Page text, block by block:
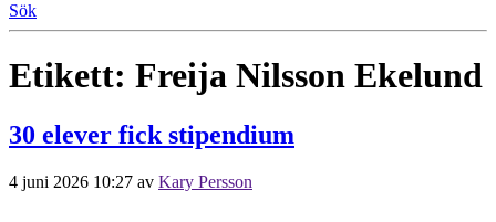
Sök
Etikett: Freija Nilsson Ekelund
30 elever fick stipendium
4 juni 2026 10:27 av Kary Persson